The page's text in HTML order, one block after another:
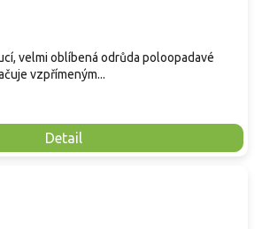
Detail
velmi oblíbená odrůda poloopadavé
vzpřímeným...